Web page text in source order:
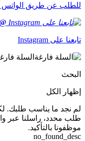
للطلب عن طريق
تابعنا على Instagram
السلة
البحث
إظهار الكل
لم نجد ما يناسب طلبك.
موظفونا بالتأكيد.
no_found_desc